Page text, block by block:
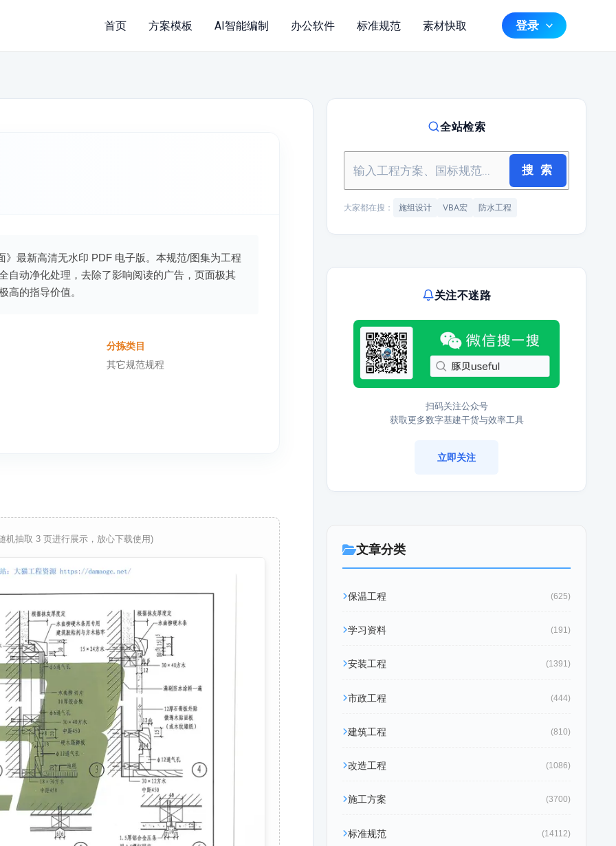
首页 方案模板 AI智能编制 办公软件 标准规范 素材快取 登录
》最新高清无水印 PDF 电子版。本规范/图集为工程
自动净化处理，去除了影响阅读的广告，页面极其
高的指导价值。
分拣类目
其它规范规程
机抽取 3 页进行展示，放心下载使用)
全站检索
搜 索
大家都在搜： 施组设计 VBA宏 防水工程
关注不迷路
扫码关注公众号
获取更多数字基建干货与效率工具
立即关注
文章分类
保温工程 (625)
学习资料 (191)
安装工程 (1391)
市政工程 (444)
建筑工程 (810)
改造工程 (1086)
施工方案 (3700)
标准规范 (14112)